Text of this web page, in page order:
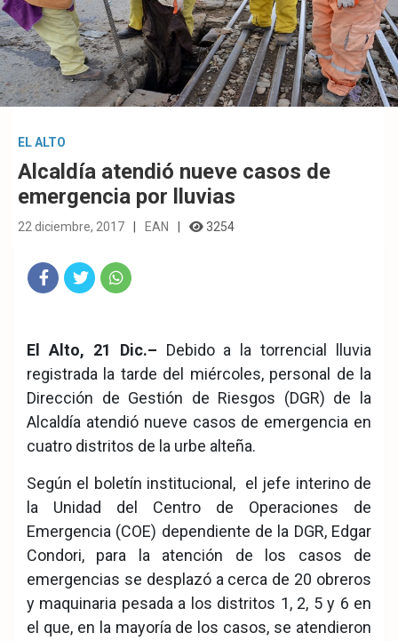
EL ALTO
Alcaldía atendió nueve casos de
emergencia por lluvias
22 diciembre, 2017 EAN 3254
eb
ook
ter
tsA
pp
El Alto, 21 Dic.– Debido a la torrencial lluvia
registrada la tarde del miércoles, personal de la
Dirección de Gestión de Riesgos (DGR) de la
Alcaldía atendió nueve casos de emergencia en
cuatro distritos de la urbe alteña.
Según el boletín institucional, el jefe interino de
la Unidad del Centro de Operaciones de
Emergencia (COE) dependiente de la DGR, Edgar
Condori, para la atención de los casos de
emergencias se desplazó a cerca de 20 obreros
y maquinaria pesada a los distritos 1, 2, 5 y 6 en
el que, en la mayoría de los casos, se atendieron